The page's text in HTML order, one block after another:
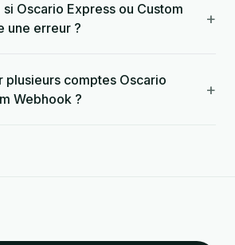
Oscario Express ou Custom
une erreur ?
+
plusieurs comptes Oscario
Webhook ?
+